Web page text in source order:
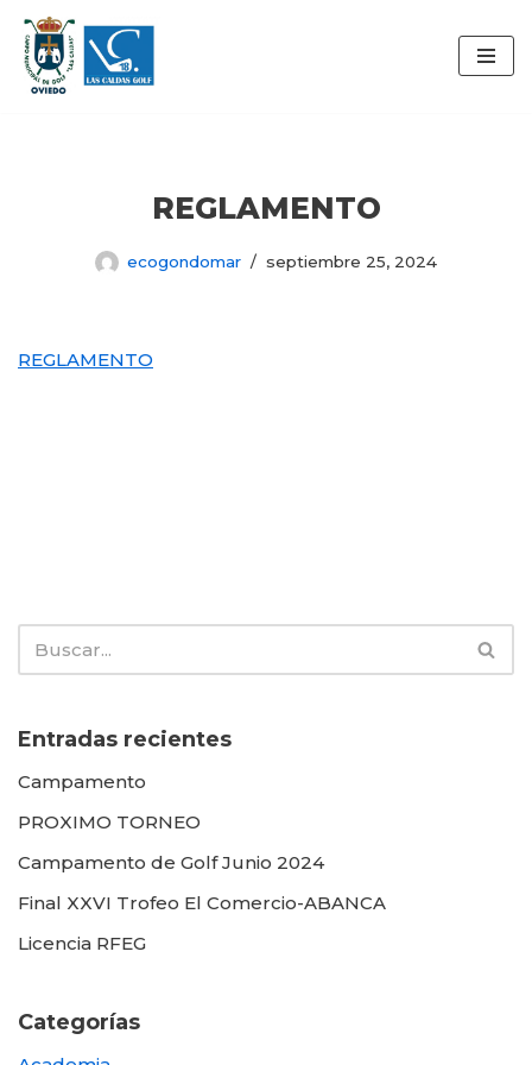
Saltar
al
REGLAMENTO
ecogondomar septiembre 25, 2024
REGLAMENTO
Entradas recientes
Campamento
PROXIMO TORNEO
Campamento de Golf Junio 2024
Final XXVI Trofeo El Comercio-ABANCA
Licencia RFEG
Categorías